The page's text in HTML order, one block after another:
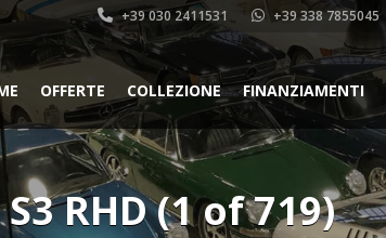
+39 030 2411531 +39 338 7855045
OFFERTE COLLEZIONE FINANZIAMENTI
RHD (1 of 719)